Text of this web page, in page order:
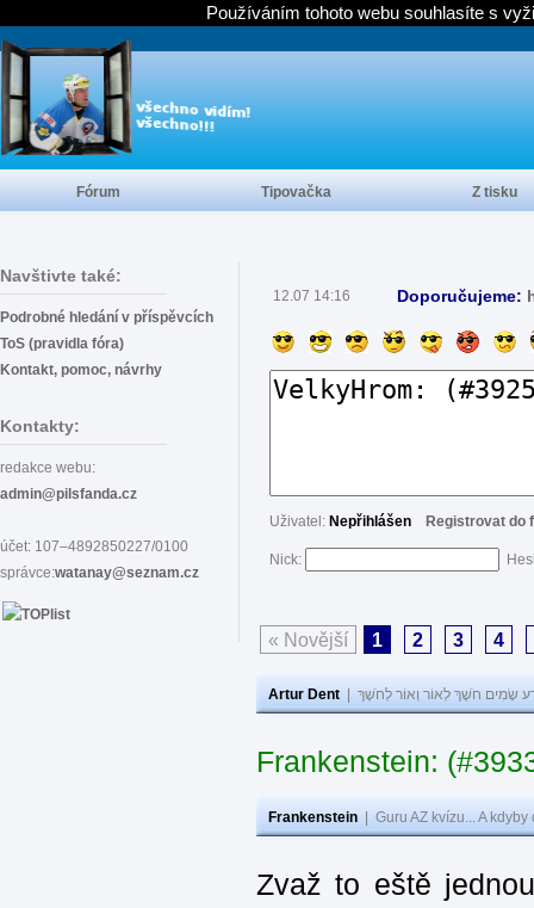
Navštivte také:
Podrobné hledání v příspěvcích
ToS (pravidla fóra)
Kontakt, pomoc, návrhy
Kontakty:
redakce webu:
admin@pilsfanda.cz
účet: 107–4892850227/0100
správce:watanay@seznam.cz
12.07 14:16 Doporučujeme:
Uživatel: Nepřihlášen Registrovat do
Nick:
« Novější 1 2 3 4
Artur Dent שָׂמִים חֹשֶׁךְ לְאוֹר וְאוֹר לְחֹשֶׁךְ
Frankenstein:
Frankenstein Guru AZ kvízu... A
Zvaž to eště
Fórum Tipovačka Z tisku
Používáním tohoto webu souhlasíte s